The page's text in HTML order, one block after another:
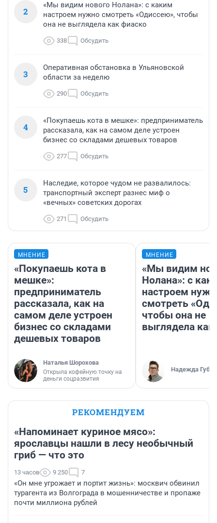
2
«Мы видим нового Нолана»: с каким
настроем нужно смотреть «Одиссею», чтобы
она не выглядела как фиаско
338 Обсудить
3
Оперативная обстановка в Ульяновской
области за неделю
290 Обсудить
4
«Покупаешь кота в мешке»: предприниматель
рассказала, как на самом деле устроен
бизнес со складами дешевых товаров
277 Обсудить
5
Наследие, которое чудом не развалилось:
транспортный эксперт разнес миф о
«вечных» советских дорогах
271 Обсудить
МНЕНИЕ
«Покупаешь кота в
мешке»:
предприниматель
рассказала, как на
самом деле устроен
бизнес со складами
дешевых товаров
Наталья Шорохова
Открыла кофейную точку на
деньги соцразвития
МНЕНИЕ
«Мы видим
Нолана»: с
настроем
смотреть
чтобы она не
выглядела как
Надежда
РЕКОМЕНДУЕМ
«Напоминает куриное мясо»:
ярославцы нашли в лесу необычный
гриб — что это
13 часов 9 250 7
«Он мне угрожает и портит жизнь»: москвич обвинил
турагента из Волгограда в мошенничестве и пропаже
почти миллиона рублей